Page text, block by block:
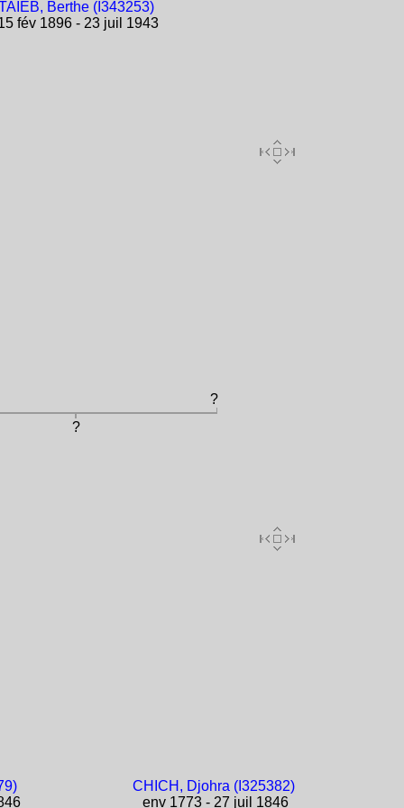
Berthe (I343253)
fév 1896 - 23 juil 1943
?
?
CHICH, Djohra (I325382)
env 1773 - 27 juil 1846